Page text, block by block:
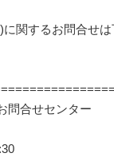
関するお問合せ
問合せセンター